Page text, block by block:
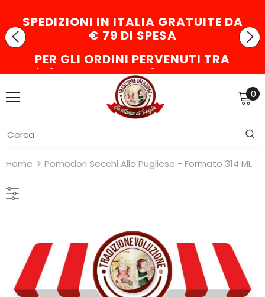
SPEDIZIONI IN ITALIA GRATUITE DA
€ 79 DI SPESA
PER GLI ORDINI PERVENUTI TRA
L'08 AGOSTO E IL 23 AGOSTO, LE
PARTENZE AVVERRANNO DAL 24
AGOSTO
0
Home Pomodori Secchi Alla Pugliese - Formato 314 ML